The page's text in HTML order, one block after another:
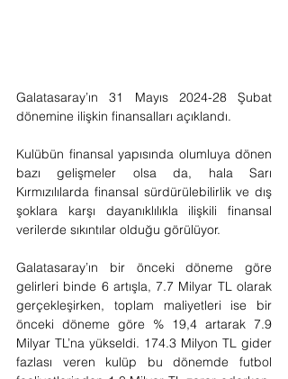
Galatasaray’ın 31 Mayıs 2024-28 Şubat
dönemine ilişkin finansalları açıklandı.
Kulübün finansal yapısında olumluya dönen
bazı gelişmeler olsa da, hala Sarı
Kırmızılılarda finansal sürdürülebilirlik ve dış
şoklara karşı dayanıklılıkla ilişkili finansal
verilerde sıkıntılar olduğu görülüyor.
Galatasaray’ın bir önceki döneme göre
gelirleri binde 6 artışla, 7.7 Milyar TL olarak
gerçekleşirken, toplam maliyetleri ise bir
önceki döneme göre % 19,4 artarak 7.9
Milyar TL’na yükseldi. 174.3 Milyon TL gider
fazlası veren kulüp bu dönemde futbol